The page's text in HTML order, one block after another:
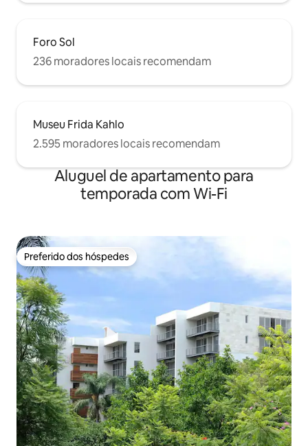
Foro Sol
236 moradores locais recomendam
Museu Frida Kahlo
2.595 moradores locais recomendam
Aluguel de apartamento para
temporada com Wi-Fi
Preferido dos hóspedes
Preferido dos hóspedes